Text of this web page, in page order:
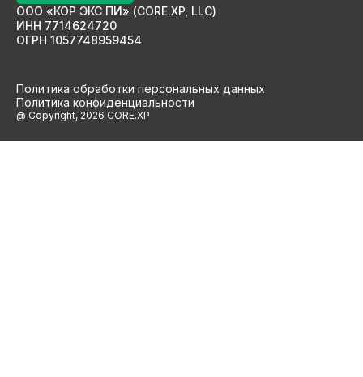
ООО «КОР ЭКС ПИ» (CORE.XP, LLC)
ИНН 7714624720
ОГРН 1057748959454
Политика обработки персональных данных
Политика конфиденциальности
@ Copyright, 2026 CORE.XP